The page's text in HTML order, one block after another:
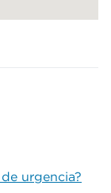
urgencia?